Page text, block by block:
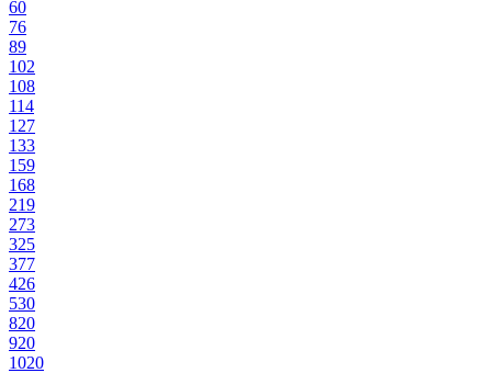
60
76
89
102
108
114
127
133
159
168
219
273
325
377
426
530
820
920
1020